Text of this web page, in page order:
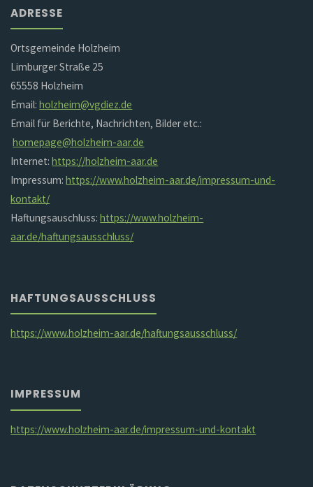
ADRESSE
Ortsgemeinde Holzheim
Limburger Straße 25
65558 Holzheim
Email:holzheim@vgdiez.de
Email für Berichte, Nachrichten, Bilder etc.:
homepage@holzheim-aar.de
Internet:https://holzheim-aar.de
Impressum:https://www.holzheim-aar.de/impressum-und-
kontakt/
Haftungsauschluss:https://www.holzheim-
aar.de/haftungsausschluss/
HAFTUNGSAUSSCHLUSS
https://www.holzheim-aar.de/haftungsausschluss/
IMPRESSUM
https://www.holzheim-aar.de/impressum-und-kontakt